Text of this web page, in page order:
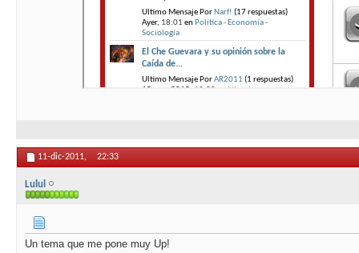
11-dic-2011, 22:33
Lulul
Un tema que me pone muy Up!